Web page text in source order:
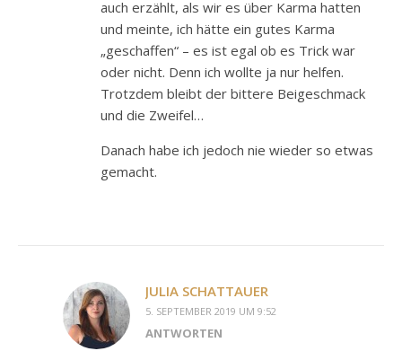
auch erzählt, als wir es über Karma hatten
und meinte, ich hätte ein gutes Karma
„geschaffen“ – es ist egal ob es Trick war
oder nicht. Denn ich wollte ja nur helfen.
Trotzdem bleibt der bittere Beigeschmack
und die Zweifel…
Danach habe ich jedoch nie wieder so etwas
gemacht.
JULIA SCHATTAUER
5. SEPTEMBER 2019 UM 9:52
ANTWORTEN